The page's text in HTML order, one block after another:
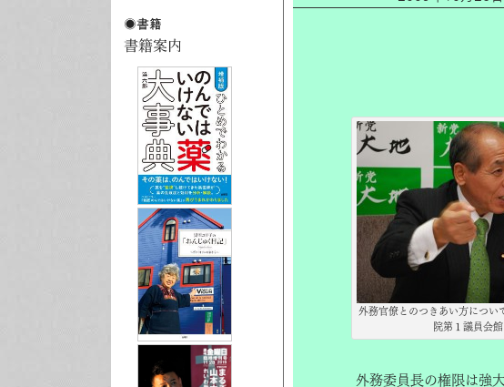
外務官僚とのつきあい方につい
院第１議員会館
外務委員長の権限は強